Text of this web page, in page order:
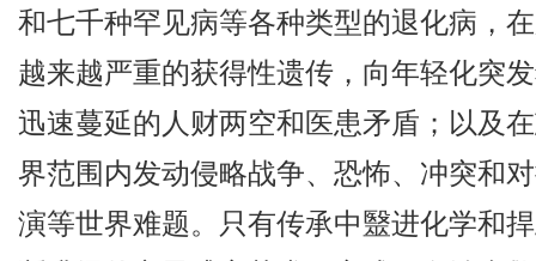
和七千种罕见病等各种类型的退化病，
越来越严重的获得性遗传，向年轻化突
迅速蔓延的人财两空和医患矛盾；以及
界范围内发动侵略战争、恐怖、冲突和
演等世界难题。只有传承中毉进化学和